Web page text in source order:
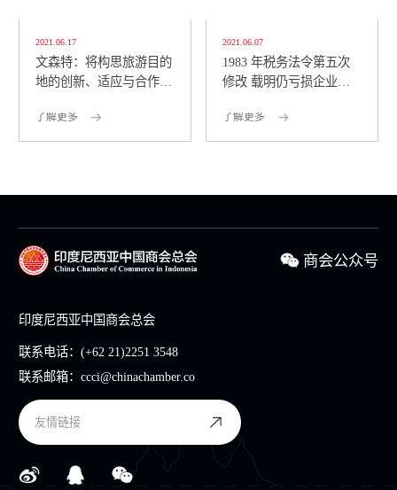
2021.06.17
文森特：将构思旅游目的
地的创新、适应与合作策
了解更多
2021.06.07
1983 年税务法令第五次
修改 载明仍亏损企业可
了解更多
商会公众号
印度尼西亚中国商会总会
联系电话： (+62 21)2251 3548
联系邮箱： ccci@chinachamber.co
友情链接